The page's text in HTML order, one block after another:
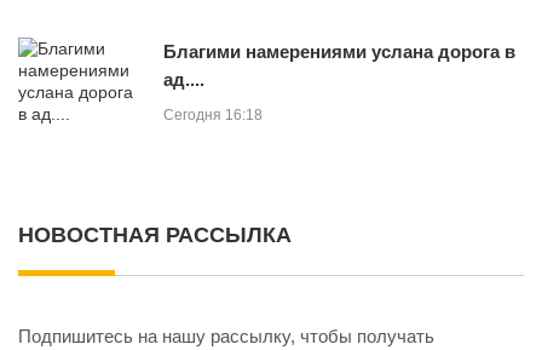
Благими намерениями услана дорога в
ад....
Сегодня 16:18
НОВОСТНАЯ РАССЫЛКА
Подпишитесь на нашу рассылку, чтобы получать